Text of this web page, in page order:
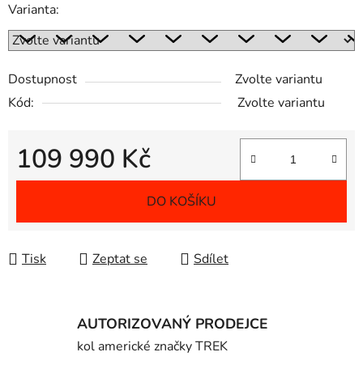
Varianta:
Dostupnost
Zvolte variantu
Kód:
Zvolte variantu
109 990 Kč
Měrná cena:
DO KOŠÍKU
Tisk Zeptat se Sdílet
AUTORIZOVANÝ PRODEJCE
kol americké značky TREK